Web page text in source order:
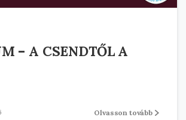
– A CSENDTŐL A
Olvasson tovább